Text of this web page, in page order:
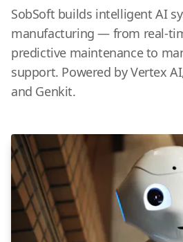
SobSoft builds intelligent AI
manufacturing — from real-
predictive maintenance to
support. Powered by Vertex
and Genkit.